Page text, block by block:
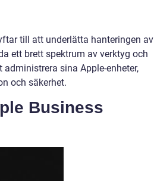
till att underlätta hanteringen av
ett brett spektrum av verktyg och
sina Apple-enheter,
och säkerhet.
Business